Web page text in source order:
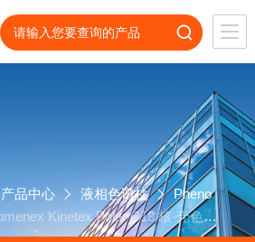
产品中心 液相色谱柱
Pheno
Kinetex Polar C18 核-壳色谱